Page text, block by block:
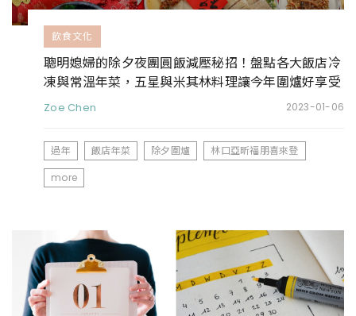
飲食文化
聰明媳婦的除夕夜團圓飯減壓秘招！盤點各大飯店冷
凍與常溫年菜，五星與米其林料理讓今年圍爐好享受
Zoe Chen 2023-01-06
過年 飯店年菜 除夕圍爐
林口亞昕福朋喜來登
more